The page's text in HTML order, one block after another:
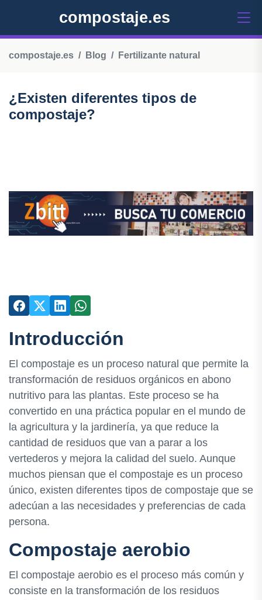
compostaje.es
compostaje.es Blog Fertilizante natural
¿Existen diferentes tipos de
compostaje?
Introducción
El compostaje es un proceso natural que permite la
transformación de residuos orgánicos en abono
nutritivo para las plantas. Este proceso se ha
convertido en una práctica popular en el mundo de
la agricultura y la jardinería, ya que reduce la
cantidad de residuos que van a parar a los
vertederos y mejora la calidad del suelo. Aunque
muchos piensan que el compostaje es un proceso
único, existen diferentes tipos de compostaje que se
adecúan a las necesidades y preferencias de cada
persona.
Compostaje aerobio
El compostaje aerobio es el proceso más común y
consiste en la transformación de los residuos